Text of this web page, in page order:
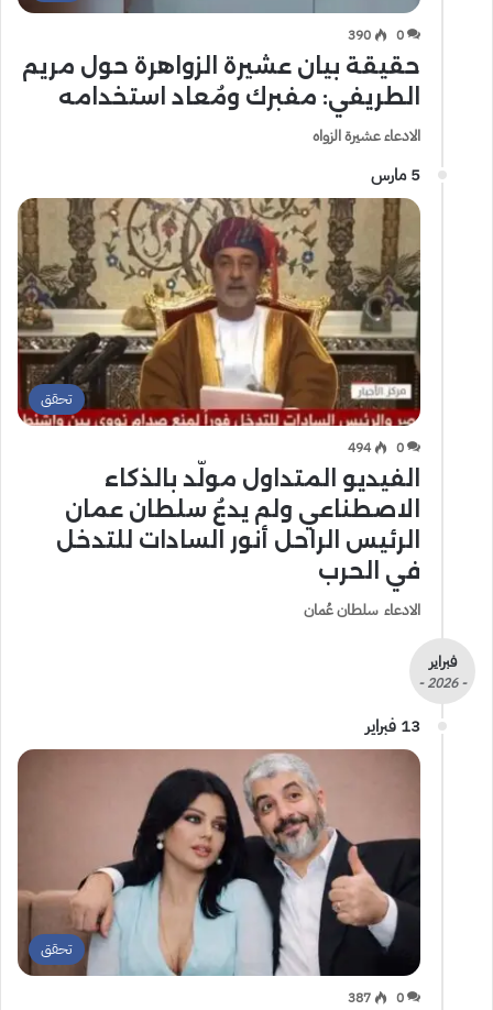
0
390
حقيقة بيان عشيرة الزواهرة حول مريم
الطريفي: مفبرك ومُعاد استخدامه
الادعاء عشيرة الزواه
5 مارس
تحقق
0
494
الفيديو المتداول مولّد بالذكاء
الاصطناعي ولم يدعُ سلطان عمان
الرئيس الراحل أنور السادات للتدخل
في الحرب
الادعاء سلطان عُمان
فبراير
- 2026 -
13 فبراير
تحقق
0
387